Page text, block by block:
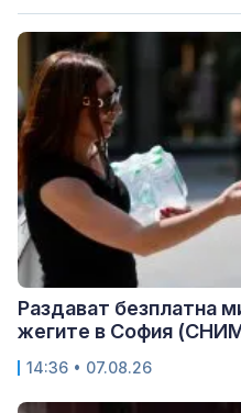
Раздават безплатна
жегите в София
14:36 • 07.08.26